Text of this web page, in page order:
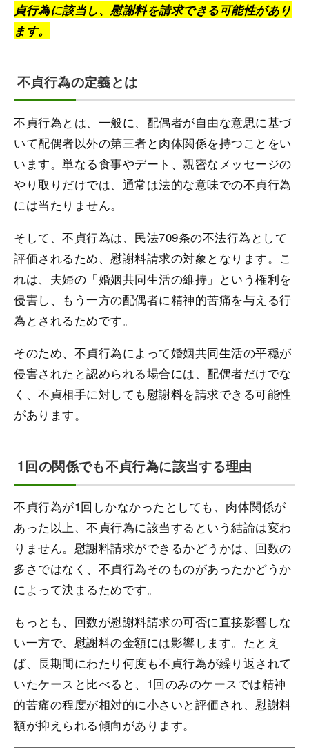
貞行為に該当し、慰謝料を請求できる可能性があり
ます。
不貞行為の定義とは
不貞行為とは、一般に、配偶者が自由な意思に基づ
いて配偶者以外の第三者と肉体関係を持つことをい
います。単なる食事やデート、親密なメッセージの
やり取りだけでは、通常は法的な意味での不貞行為
には当たりません。
そして、不貞行為は、民法709条の不法行為として
評価されるため、慰謝料請求の対象となります。こ
れは、夫婦の「婚姻共同生活の維持」という権利を
侵害し、もう一方の配偶者に精神的苦痛を与える行
為とされるためです。
そのため、不貞行為によって婚姻共同生活の平穏が
侵害されたと認められる場合には、配偶者だけでな
く、不貞相手に対しても慰謝料を請求できる可能性
があります。
1回の関係でも不貞行為に該当する理由
不貞行為が1回しかなかったとしても、肉体関係が
あった以上、不貞行為に該当するという結論は変わ
りません。慰謝料請求ができるかどうかは、回数の
多さではなく、不貞行為そのものがあったかどうか
によって決まるためです。
もっとも、回数が慰謝料請求の可否に直接影響しな
い一方で、慰謝料の金額には影響します。たとえ
ば、長期間にわたり何度も不貞行為が繰り返されて
いたケースと比べると、1回のみのケースでは精神
的苦痛の程度が相対的に小さいと評価され、慰謝料
額が抑えられる傾向があります。